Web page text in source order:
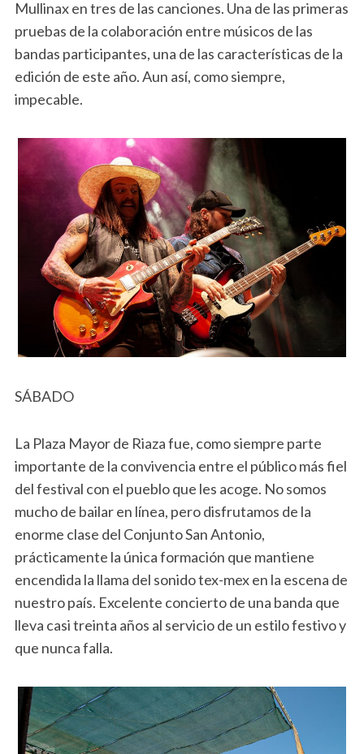
Mullinax en tres de las canciones. Una de las primeras
pruebas de la colaboración entre músicos de las
bandas participantes, una de las características de la
edición de este año. Aun así, como siempre,
impecable.
SÁBADO
La Plaza Mayor de Riaza fue, como siempre parte
importante de la convivencia entre el público más fiel
del festival con el pueblo que les acoge. No somos
mucho de bailar en línea, pero disfrutamos de la
enorme clase del Conjunto San Antonio,
prácticamente la única formación que mantiene
encendida la llama del sonido tex-mex en la escena de
nuestro país. Excelente concierto de una banda que
lleva casi treinta años al servicio de un estilo festivo y
que nunca falla.